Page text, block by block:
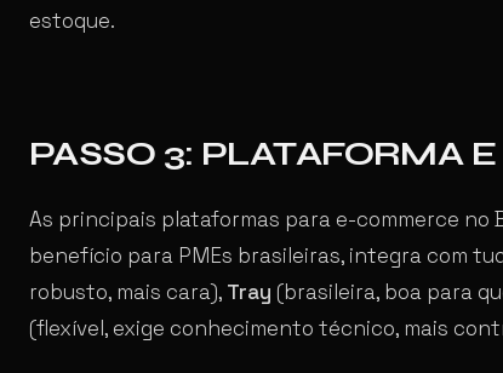
estoque.
PASSO 3: PLATAFORMA
As principais plataformas para e-commerce no
benefício para PMEs brasileiras, integra com
robusto, mais cara), Tray (brasileira, boa para
(flexível, exige conhecimento técnico, mais